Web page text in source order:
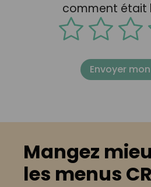
comment était
Envoyer
Mangez
les menus